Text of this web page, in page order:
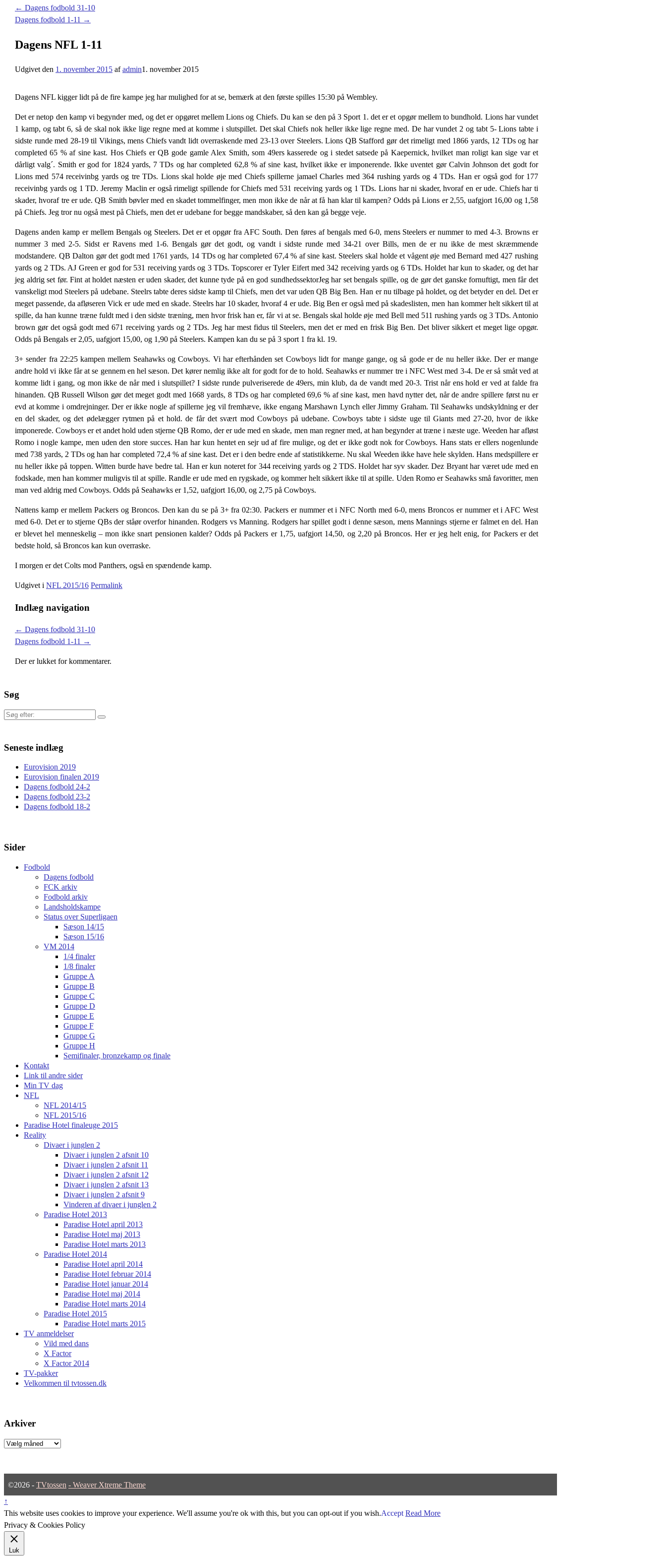
← Dagens fodbold 31-10
Dagens fodbold 1-11 →
Dagens NFL 1-11
Udgivet den 1. november 2015 afadmin1. november 2015
Dagens NFL kigger lidt på de fire kampe jeg har mulighed for at se, bemærk at den første spilles 15:30 på Wembley.
Det er netop den kamp vi begynder med, og det er opgøret mellem Lions og Chiefs. Du kan se den på 3 Sport 1. det er et opgør mellem to bundhold. Lions har vundet
1 kamp, og tabt 6, så de skal nok ikke lige regne med at komme i slutspillet. Det skal Chiefs nok heller ikke lige regne med. De har vundet 2 og tabt 5- Lions tabte i
sidste runde med 28-19 til Vikings, mens Chiefs vandt lidt overraskende med 23-13 over Steelers. Lions QB Stafford gør det rimeligt med 1866 yards, 12 TDs og har
completed 65 % af sine kast. Hos Chiefs er QB gode gamle Alex Smith, som 49ers kasserede og i stedet satsede på Kaepernick, hvilket man roligt kan sige var et
dårligt valg´. Smith er god for 1824 yards, 7 TDs og har completed 62,8 % af sine kast, hvilket ikke er imponerende. Ikke uventet gør Calvin Johnson det godt for
Lions med 574 receivinbg yards og tre TDs. Lions skal holde øje med Chiefs spillerne jamael Charles med 364 rushing yards og 4 TDs. Han er også god for 177
receivinbg yards og 1 TD. Jeremy Maclin er også rimeligt spillende for Chiefs med 531 receiving yards og 1 TDs. Lions har ni skader, hvoraf en er ude. Chiefs har ti
skader, hvoraf tre er ude. QB Smith bøvler med en skadet tommelfinger, men mon ikke de når at få han klar til kampen? Odds på Lions er 2,55, uafgjort 16,00 og 1,58
på Chiefs. Jeg tror nu også mest på Chiefs, men det er udebane for begge mandskaber, så den kan gå begge veje.
Dagens anden kamp er mellem Bengals og Steelers. Det er et opgør fra AFC South. Den føres af bengals med 6-0, mens Steelers er nummer to med 4-3. Browns er
nummer 3 med 2-5. Sidst er Ravens med 1-6. Bengals gør det godt, og vandt i sidste runde med 34-21 over Bills, men de er nu ikke de mest skræmmende
modstandere. QB Dalton gør det godt med 1761 yards, 14 TDs og har completed 67,4 % af sine kast. Steelers skal holde et vågent øje med Bernard med 427 rushing
yards og 2 TDs. AJ Green er god for 531 receiving yards og 3 TDs. Topscorer er Tyler Eifert med 342 receiving yards og 6 TDs. Holdet har kun to skader, og det har
jeg aldrig set før. Fint at holdet næsten er uden skader, det kunne tyde på en god sundhedssektorJeg har set bengals spille, og de gør det ganske fornuftigt, men får det
vanskeligt mod Steelers på udebane. Steelrs tabte deres sidste kamp til Chiefs, men det var uden QB Big Ben. Han er nu tilbage på holdet, og det betyder en del. Det er
meget passende, da afløseren Vick er ude med en skade. Steelrs har 10 skader, hvoraf 4 er ude. Big Ben er også med på skadeslisten, men han kommer helt sikkert til at
spille, da han kunne træne fuldt med i den sidste træning, men hvor frisk han er, får vi at se. Bengals skal holde øje med Bell med 511 rushing yards og 3 TDs. Antonio
brown gør det også godt med 671 receiving yards og 2 TDs. Jeg har mest fidus til Steelers, men det er med en frisk Big Ben. Det bliver sikkert et meget lige opgør.
Odds på Bengals er 2,05, uafgjort 15,00, og 1,90 på Steelers. Kampen kan du se på 3 sport 1 fra kl. 19.
3+ sender fra 22:25 kampen mellem Seahawks og Cowboys. Vi har efterhånden set Cowboys lidt for mange gange, og så gode er de nu heller ikke. Der er mange
andre hold vi ikke får at se gennem en hel sæson. Det kører nemlig ikke alt for godt for de to hold. Seahawks er nummer tre i NFC West med 3-4. De er så småt ved at
komme lidt i gang, og mon ikke de når med i slutspillet? I sidste runde pulveriserede de 49ers, min klub, da de vandt med 20-3. Trist når ens hold er ved at falde fra
hinanden. QB Russell Wilson gør det meget godt med 1668 yards, 8 TDs og har completed 69,6 % af sine kast, men havd nytter det, når de andre spillere først nu er
evd at komme i omdrejninger. Der er ikke nogle af spillerne jeg vil fremhæve, ikke engang Marshawn Lynch eller Jimmy Graham. Til Seahawks undskyldning er der
en del skader, og det ødelægger rytmen på et hold. de får det svært mod Cowboys på udebane. Cowboys tabte i sidste uge til Giants med 27-20, hvor de ikke
imponerede. Cowboys er et andet hold uden stjerne QB Romo, der er ude med en skade, men man regner med, at han begynder at træne i næste uge. Weeden har afløst
Romo i nogle kampe, men uden den store succes. Han har kun hentet en sejr ud af fire mulige, og det er ikke godt nok for Cowboys. Hans stats er ellers nogenlunde
med 738 yards, 2 TDs og han har completed 72,4 % af sine kast. Det er i den bedre ende af statistikkerne. Nu skal Weeden ikke have hele skylden. Hans medspillere er
nu heller ikke på toppen. Witten burde have bedre tal. Han er kun noteret for 344 receiving yards og 2 TDS. Holdet har syv skader. Dez Bryant har været ude med en
fodskade, men han kommer muligvis til at spille. Randle er ude med en rygskade, og kommer helt sikkert ikke til at spille. Uden Romo er Seahawks små favoritter, men
man ved aldrig med Cowboys. Odds på Seahawks er 1,52, uafgjort 16,00, og 2,75 på Cowboys.
Nattens kamp er mellem Packers og Broncos. Den kan du se på 3+ fra 02:30. Packers er nummer et i NFC North med 6-0, mens Broncos er nummer et i AFC West
med 6-0. Det er to stjerne QBs der ståør overfor hinanden. Rodgers vs Manning. Rodgers har spillet godt i denne sæson, mens Mannings stjerne er falmet en del. Han
er blevet hel menneskelig – mon ikke snart pensionen kalder? Odds på Packers er 1,75, uafgjort 14,50, og 2,20 på Broncos. Her er jeg helt enig, for Packers er det
bedste hold, så Broncos kan kun overraske.
I morgen er det Colts mod Panthers, også en spændende kamp.
Udgivet i NFL 2015/16 Permalink
Indlæg navigation
← Dagens fodbold 31-10
Dagens fodbold 1-11 →
Der er lukket for kommentarer.
Søg
Søg
Seneste indlæg
Eurovision 2019
Eurovision finalen 2019
Dagens fodbold 24-2
Dagens fodbold 23-2
Dagens fodbold 18-2
Sider
Fodbold
Dagens fodbold
FCK arkiv
Fodbold arkiv
Landsholdskampe
Status over Superligaen
Sæson 14/15
Sæson 15/16
VM 2014
1/4 finaler
1/8 finaler
Gruppe A
Gruppe B
Gruppe C
Gruppe D
Gruppe E
Gruppe F
Gruppe G
Gruppe H
Semifinaler, bronzekamp og finale
Kontakt
Link til andre sider
Min TV dag
NFL
NFL 2014/15
NFL 2015/16
Paradise Hotel finaleuge 2015
Reality
Divaer i junglen 2
Divaer i junglen 2 afsnit 10
Divaer i junglen 2 afsnit 11
Divaer i junglen 2 afsnit 12
Divaer i junglen 2 afsnit 13
Divaer i junglen 2 afsnit 9
Vinderen af divaer i junglen 2
Paradise Hotel 2013
Paradise Hotel april 2013
Paradise Hotel maj 2013
Paradise Hotel marts 2013
Paradise Hotel 2014
Paradise Hotel april 2014
Paradise Hotel februar 2014
Paradise Hotel januar 2014
Paradise Hotel maj 2014
Paradise Hotel marts 2014
Paradise Hotel 2015
Paradise Hotel marts 2015
TV anmeldelser
Vild med dans
X Factor
X Factor 2014
TV-pakker
Velkommen til tvtossen.dk
Arkiver
Arkiver
©2026 - TVtossen - Weaver Xtreme Theme
↑
This website uses cookies to improve your experience. We'll assume you're ok with this, but you can opt-out if you wish.Accept Read More
Privacy & Cookies Policy
Luk